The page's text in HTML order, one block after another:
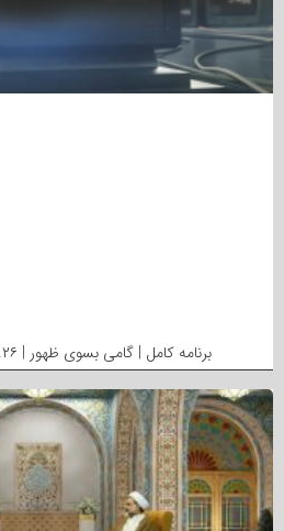
برنامه کامل | گامی بسوی ظهور | ۱۴۰۵.۴.۲۶ | استاد کلباسی